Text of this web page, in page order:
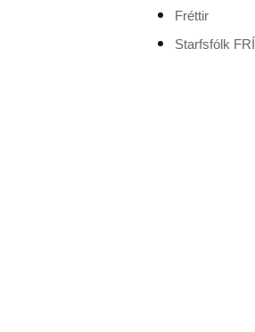
Fréttir
Starfsfólk FRÍ